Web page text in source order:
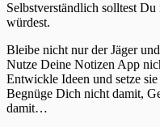
Selbstverständlich solltest
würdest.
Bleibe nicht nur der Jäger
Nutze Deine Notizen App
Entwickle Ideen und setze
Begnüge Dich nicht damit,
damit…